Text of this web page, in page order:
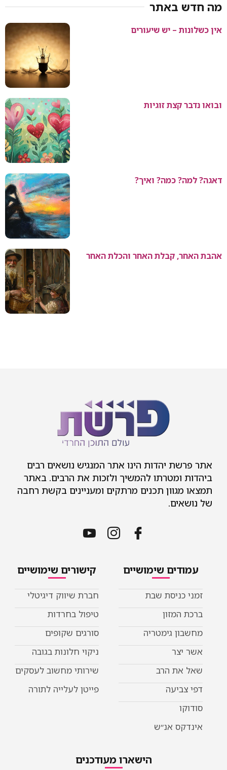
מה חדש באתר
אין כשלונות – יש שיעורים
ובואו נדבר קצת זוגיות
דאגה? למה? כמה? ואיך?
אהבת האחר, קבלת האחר והכלת האחר
אתר פרשת יהדות הינו אתר המנגיש נושאים רבים
ביהדות ומטרתו להמשיך ולזכות את הרבים. באתר
תמצאו מגוון תכנים מרתקים ומעניינים בקשת רחבה
של נושאים.
עמודים שימושיים
זמני כניסת שבת
ברכת המזון
מחשבון גימטריה
אשר יצר
שאל את הרב
דפי צביעה
סודוקו
אינדקס אנ״ש
קישורים שימושיים
חברת שיווק דיגיטלי
טיפול בחרדות
סורגים שקופים
ניקוי חלונות בגובה
שירותי מחשוב לעסקים
פייטן לעלייה לתורה
הישארו מעודכנים